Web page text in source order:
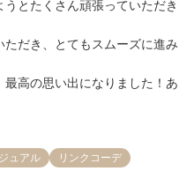
とたくさん頑張っていただき
だき、とてもスムーズに進み
高の思い出になりました！あ
ュアル
リンクコーデ